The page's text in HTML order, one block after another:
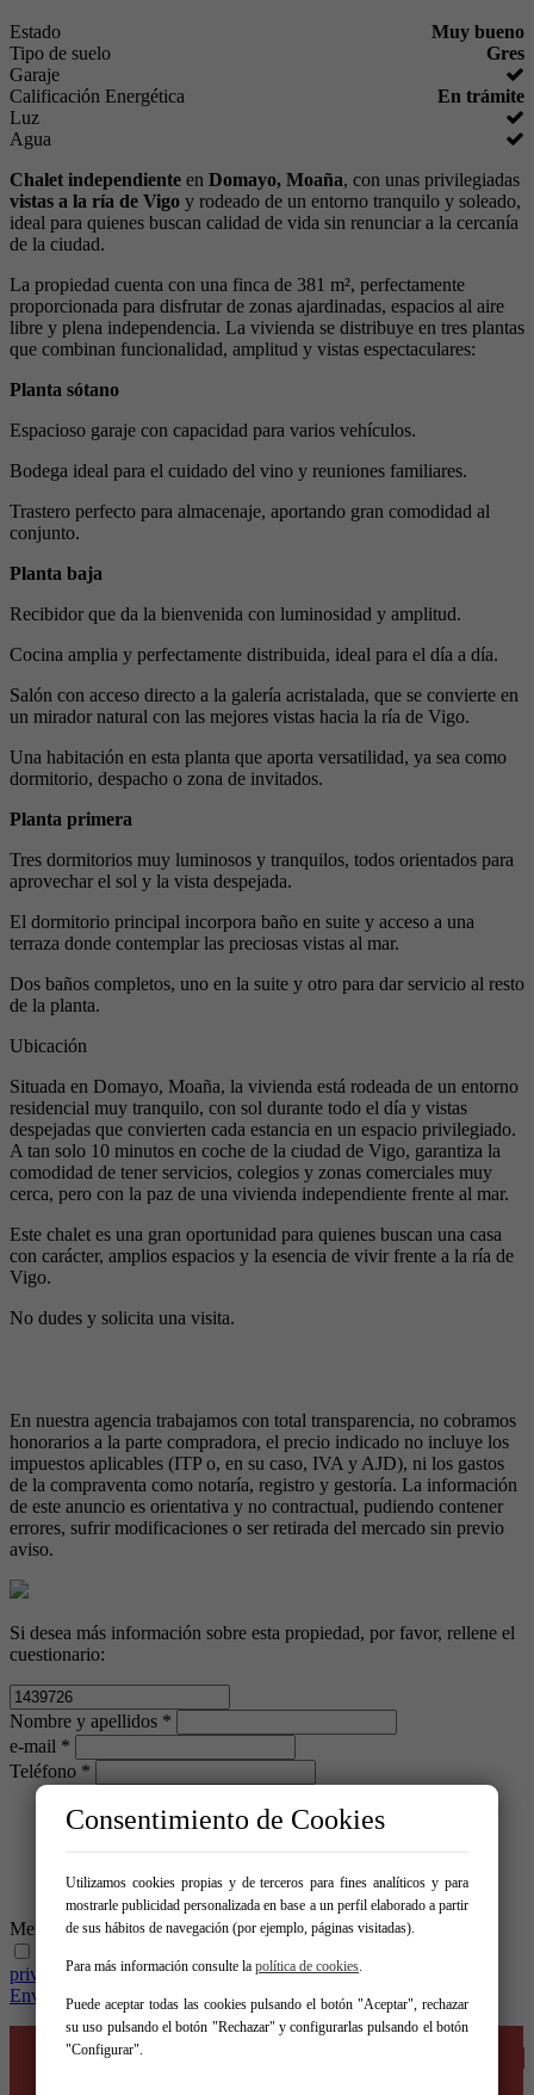
Estado
Muy bueno
Tipo de suelo
Gres
Garaje
Calificación Energética
En trámite
Luz
Agua
Chalet independiente en Domayo, Moaña, con unas privilegiadas
vistas a la ría de Vigo y rodeado de un entorno tranquilo y soleado,
ideal para quienes buscan calidad de vida sin renunciar a la cercanía
de la ciudad.
La propiedad cuenta con una finca de 381 m², perfectamente
proporcionada para disfrutar de zonas ajardinadas, espacios al aire
libre y plena independencia. La vivienda se distribuye en tres plantas
que combinan funcionalidad, amplitud y vistas espectaculares:
Planta sótano
Espacioso garaje con capacidad para varios vehículos.
Bodega ideal para el cuidado del vino y reuniones familiares.
Trastero perfecto para almacenaje, aportando gran comodidad al
conjunto.
Planta baja
Recibidor que da la bienvenida con luminosidad y amplitud.
Cocina amplia y perfectamente distribuida, ideal para el día a día.
Salón con acceso directo a la galería acristalada, que se convierte en
un mirador natural con las mejores vistas hacia la ría de Vigo.
Una habitación en esta planta que aporta versatilidad, ya sea como
dormitorio, despacho o zona de invitados.
Planta primera
Tres dormitorios muy luminosos y tranquilos, todos orientados para
aprovechar el sol y la vista despejada.
El dormitorio principal incorpora baño en suite y acceso a una
terraza donde contemplar las preciosas vistas al mar.
Dos baños completos, uno en la suite y otro para dar servicio al resto
de la planta.
Ubicación
Situada en Domayo, Moaña, la vivienda está rodeada de un entorno
residencial muy tranquilo, con sol durante todo el día y vistas
despejadas que convierten cada estancia en un espacio privilegiado.
A tan solo 10 minutos en coche de la ciudad de Vigo, garantiza la
comodidad de tener servicios, colegios y zonas comerciales muy
cerca, pero con la paz de una vivienda independiente frente al mar.
Este chalet es una gran oportunidad para quienes buscan una casa
con carácter, amplios espacios y la esencia de vivir frente a la ría de
Vigo.
No dudes y solicita una visita.
En nuestra agencia trabajamos con total transparencia, no cobramos
honorarios a la parte compradora, el precio indicado no incluye los
impuestos aplicables (ITP o, en su caso, IVA y AJD), ni los gastos
de la compraventa como notaría, registro y gestoría. La información
de este anuncio es orientativa y no contractual, pudiendo contener
errores, sufrir modificaciones o ser retirada del mercado sin previo
aviso.
Si desea más información sobre esta propiedad, por favor, rellene el
cuestionario:
Nombre y apellidos *
e-mail *
Teléfono *
Mensaje *
privacidad
Enviar
Inicio
Venta Alquiler
Consentimiento de Cookies
Utilizamos cookies propias y de terceros para fines analíticos y para
mostrarle publicidad personalizada en base a un perfil elaborado a partir
de sus hábitos de navegación (por ejemplo, páginas visitadas).
Para más información consulte la política de cookies.
Puede aceptar todas las cookies pulsando el botón "Aceptar", rechazar
su uso pulsando el botón "Rechazar" y configurarlas pulsando el botón
"Configurar".